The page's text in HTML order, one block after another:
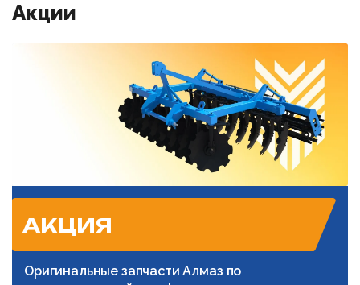
Акции
АКЦИЯ
Оригинальные запчасти Алмаз по